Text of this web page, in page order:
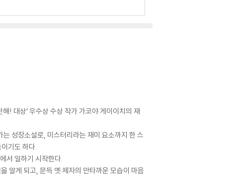
! 대상’ 우수상 수상 작가 가코야 게이이치의 재
는 성장소설로, 미스터리라는 재미 요소까지 한 스
기도 하다.
서 일하기 시작한다.
알게 되고, 문득 옛 제자의 안타까운 모습이 마음